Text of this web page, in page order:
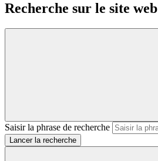
Recherche sur le site web
Saisir la phrase de recherche
Lancer la recherche